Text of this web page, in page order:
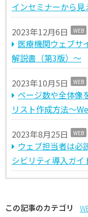
インセミナーから
2023年12月6日 WEB
医療機関ウェブサ
解説書（第3版）〜
2023年10月5日 WEB
ページ数や全体像
リスト作成方法〜
2023年8月25日 WEB
ウェブ担当者は
シビリティ導⼊ガイ
この記事のカテゴリ